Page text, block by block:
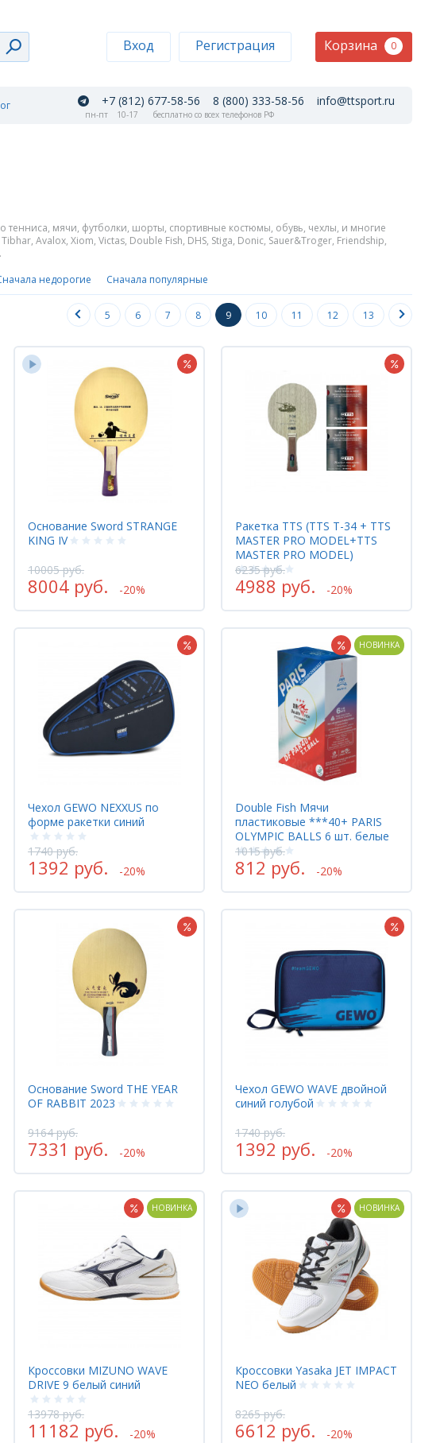
Вход Регистрация Корзина 0
+7 (812) 677-58-56 8 (800) 333-58-56 info@ttsport.ru
пн-пт 10-17 бесплатно со всех телефонов РФ
мячи, футболки, шорты, спортивные костюмы, обувь, чехлы, и многие
Avalox, Xiom, Victas, Double Fish, DHS, Stiga, Donic, Sauer&Troger, Friendship,
недорогие Сначала популярные
5 6 7 8 9 10 11 12 13
Основание Sword STRANGE
KING IV
10005 руб.
8004 руб. -20%
Ракетка TTS (TTS T-34 + TTS
MASTER PRO MODEL+TTS
MASTER PRO MODEL)
6235 руб.
4988 руб. -20%
Чехол GEWO NEXXUS по
форме ракетки синий
1740 руб.
1392 руб. -20%
НОВИНКА
Double Fish Мячи
пластиковые ***40+ PARIS
OLYMPIC BALLS 6 шт. белые
1015 руб.
812 руб. -20%
Основание Sword THE YEAR
OF RABBIT 2023
9164 руб.
7331 руб. -20%
Чехол GEWO WAVE двойной
синий голубой
1740 руб.
1392 руб. -20%
НОВИНКА
Кроссовки MIZUNO WAVE
DRIVE 9 белый синий
13978 руб.
11182 руб. -20%
НОВИНКА
Кроссовки Yasaka JET IMPACT
NEO белый
8265 руб.
6612 руб. -20%